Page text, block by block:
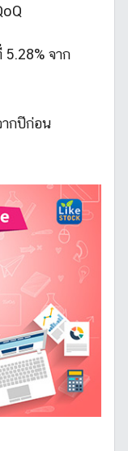
จาก
กปีก่อน